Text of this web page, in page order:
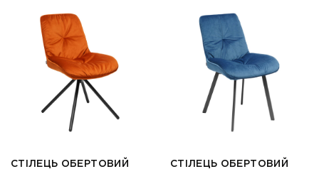
СТІЛЕЦЬ ОБЕРТОВИЙ
СТІЛЕЦЬ ОБЕРТОВИЙ